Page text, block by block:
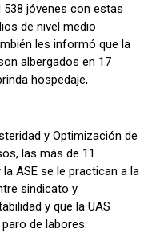
jóvenes con estas
de nivel medio
les informó que la
albergados en 17
hospedaje,
y Optimización de
las más de 11
ASE se le practican a la
sindicato y
y que la UAS
de labores.